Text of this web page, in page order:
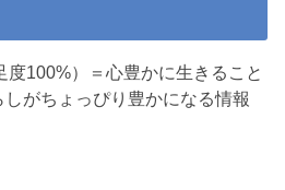
100%）＝心豊かに生きること
がちょっぴり豊かになる情報